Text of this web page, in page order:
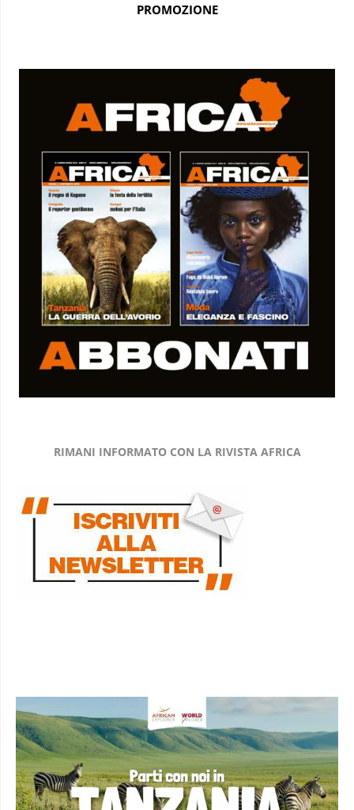
PROMOZIONE
RIMANI INFORMATO CON LA RIVISTA AFRICA